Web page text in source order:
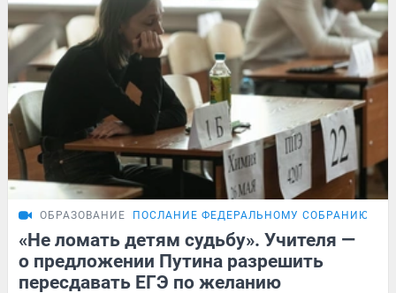
ОБРАЗОВАНИЕ ПОСЛАНИЕ ФЕДЕРАЛЬНОМУ СОБРАНИЮ
«Не ломать детям судьбу». Учителя —
о предложении Путина разрешить
пересдавать ЕГЭ по желанию